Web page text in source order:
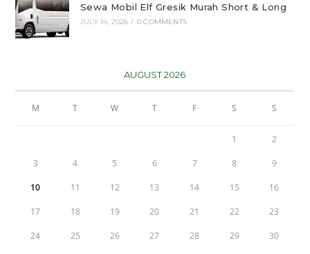
Sewa Mobil Elf Gresik Murah Short & Long
JULY 14, 2026 / 0 COMMENTS
AUGUST 2026
M T W T F S S
1 2
3 4 5 6 7 8 9
10 11 12 13 14 15 16
17 18 19 20 21 22 23
24 25 26 27 28 29 30